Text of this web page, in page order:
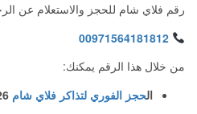
رقم فلاي شام للحجز والاستعلام عن
00971564181812
من خلال هذا الرقم يمكنك:
الحجز الفوري لتذاكر فلاي شام